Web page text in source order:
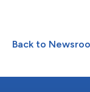
proyectos
mutuo de llevar a
aprovechará la
Back to